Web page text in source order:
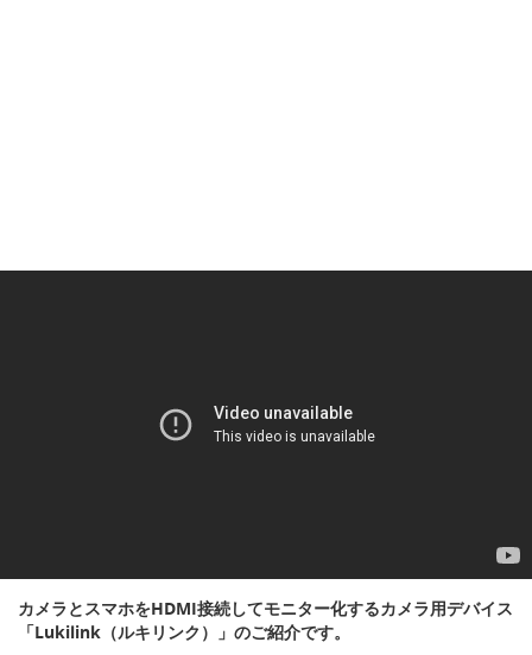
カメラとスマホをHDMI接続してモニター化するカメラ用デバイス
「Lukilink（ルキリンク）」のご紹介です。